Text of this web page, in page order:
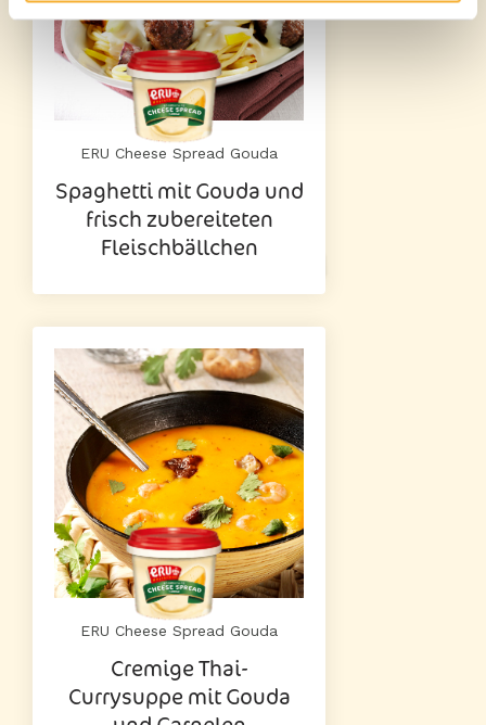
ERU Cheese Spread Gouda
Spaghetti mit Gouda und
frisch zubereiteten
Fleischbällchen
ERU Cheese Spread Gouda
Cremige Thai-
Currysuppe mit Gouda